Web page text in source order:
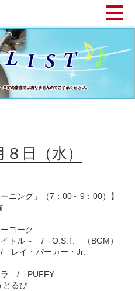
日（水）
ニング」（7：00～9：00）】
ヨーク
ル～ / O.S.T. （BGM）
イ・パーカー・Jr.
ラ / PUFFY
るび